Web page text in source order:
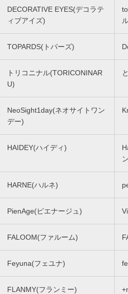
DECORATIVE EYES(デコラテ
ィブアイズ)
TOPARDS(トパーズ)
トリコニナル(TORICONINAR
U)
NeoSight1day(ネオサイトワン
デー)
HAIDEY(ハイディ)
HARNE(ハルネ)
PienAge(ピエナージュ)
FALOOM(ファルーム)
Feyuna(フェユナ)
FLANMY(フランミー)